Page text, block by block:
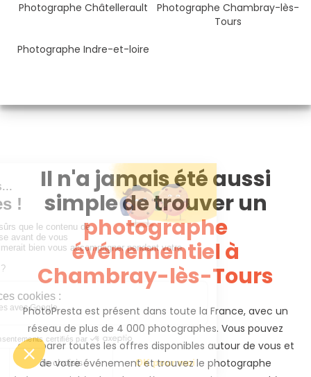
Photographe Châtellerault
Photographe Chambray-lès-
Tours
Photographe Indre-et-loire
Il n'a jamais été aussi
simple de trouver un
photographe
événementiel à
Chambray-lès-Tours
PhotoPresta est présent dans toute la France, avec un
réseau de plus de 4 000 photographes. Vous pouvez
comparer toutes les offres disponibles autour de vous et
de votre événement et trouvez le photographe